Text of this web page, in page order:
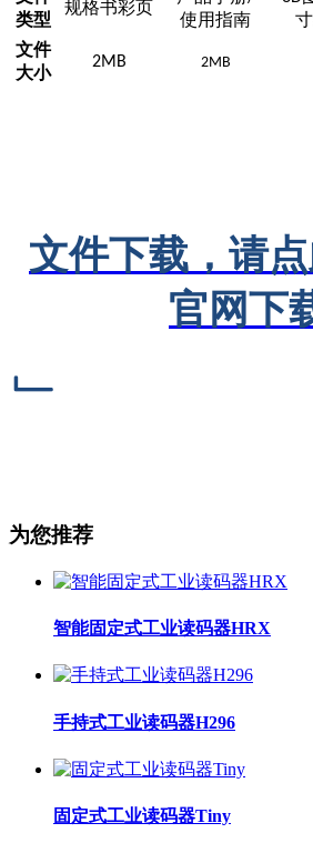
类型
规格书彩页
使用指南
文件
大小
2MB 2MB
文件下载，请
官网下
﹂
为您推荐
智能固定式工业读码器HRX
手持式工业读码器H296
固定式工业读码器Tiny